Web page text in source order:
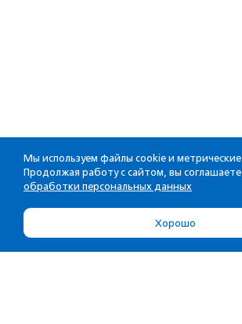
Мы используем файлы cookie и
Продолжая работу с сайтом, вы
обработки персональных данных
Хорошо